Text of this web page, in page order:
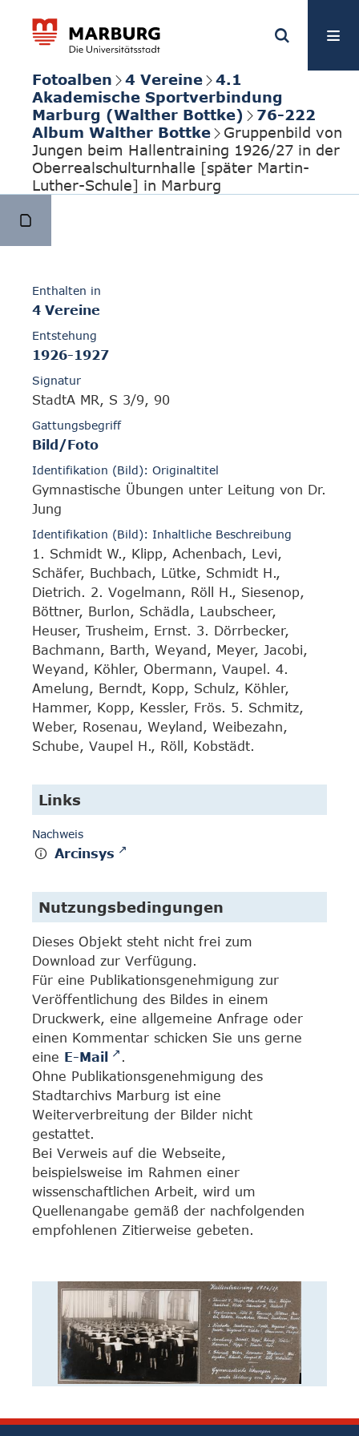
Fotoalben 4 Vereine
4.1
Akademische Sportverbindung
Marburg (Walther Bottke)
76-222
Album Walther Bottke
Gruppenbild von
Jungen beim Hallentraining 1926/27 in der
Oberrealschulturnhalle [später Martin-
Luther-Schule] in Marburg
Enthalten in
4 Vereine
Entstehung
1926-1927
Signatur
StadtA MR, S 3/9, 90
Gattungsbegriff
Bild/Foto
Identifikation (Bild): Originaltitel
Gymnastische Übungen unter Leitung von Dr.
Jung
Identifikation (Bild): Inhaltliche Beschreibung
1. Schmidt W., Klipp, Achenbach, Levi,
Schäfer, Buchbach, Lütke, Schmidt H.,
Dietrich. 2. Vogelmann, Röll H., Siesenop,
Böttner, Burlon, Schädla, Laubscheer,
Heuser, Trusheim, Ernst. 3. Dörrbecker,
Bachmann, Barth, Weyand, Meyer, Jacobi,
Weyand, Köhler, Obermann, Vaupel. 4.
Amelung, Berndt, Kopp, Schulz, Köhler,
Hammer, Kopp, Kessler, Frös. 5. Schmitz,
Weber, Rosenau, Weyland, Weibezahn,
Schube, Vaupel H., Röll, Kobstädt.
Links
Nachweis
Arcinsys
Nutzungsbedingungen
Dieses Objekt steht nicht frei zum
Download zur Verfügung.
Für eine Publikationsgenehmigung zur
Veröffentlichung des Bildes in einem
Druckwerk, eine allgemeine Anfrage oder
einen Kommentar schicken Sie uns gerne
eine E-Mail
.
Ohne Publikationsgenehmigung des
Stadtarchivs Marburg ist eine
Weiterverbreitung der Bilder nicht
gestattet.
Bei Verweis auf die Webseite,
beispielsweise im Rahmen einer
wissenschaftlichen Arbeit, wird um
Quellenangabe gemäß der nachfolgenden
empfohlenen Zitierweise gebeten.